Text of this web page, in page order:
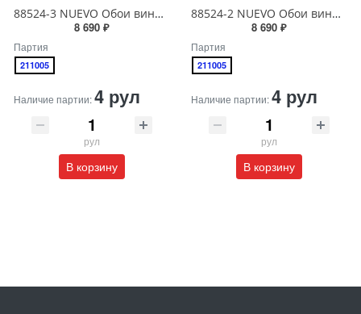
88524-3 NUEVO Обои виниловые на бумажной основе 1.06*15.6
8 690 ₽
Партия
211005
Наличие партии:4 рул
рул
В корзину
88524-2 NUEVO Обои виниловые на бумажной основе 1.06*15.6
8 690 ₽
Партия
211005
Наличие партии:4 рул
рул
В корзину